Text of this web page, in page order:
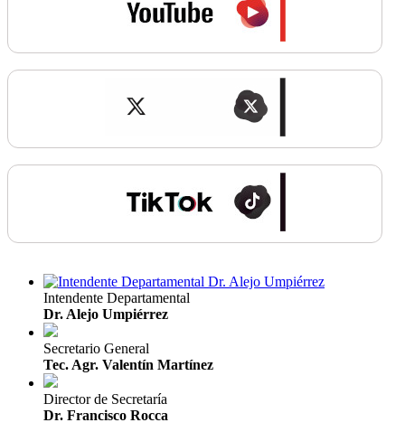
Intendente Departamental
Dr. Alejo Umpiérrez
Secretario General
Tec. Agr. Valentín Martínez
Director de Secretaría
Dr. Francisco Rocca